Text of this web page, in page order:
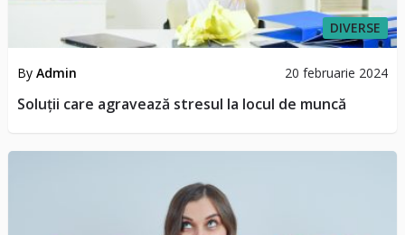
DIVERSE
By Admin 20 februarie 2024
Soluții care agravează stresul la locul de muncă